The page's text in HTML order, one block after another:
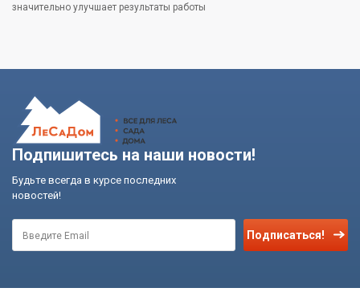
значительно улучшает результаты работы
Подпишитесь на наши новости!
Будьте всегда в курсе последних
новостей!
Подписаться!